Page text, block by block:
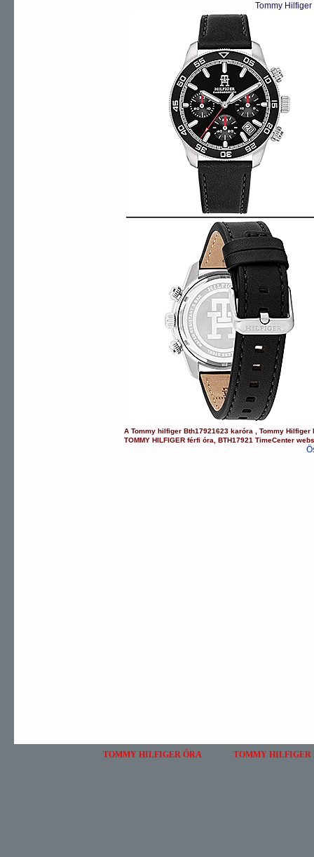
Tommy
ATommy hilfiger Bth17921623 karóra ,Tommy Hilfiger
TOMMY HILFIGER férfi óra ,BTH17921 TimeCenter
TOMMY HILFIGER ÓRA TOMMY HILFIGER